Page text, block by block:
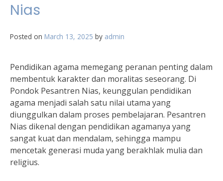
Nias
Posted on March 13, 2025 by admin
Pendidikan agama memegang peranan penting dalam
membentuk karakter dan moralitas seseorang. Di
Pondok Pesantren Nias, keunggulan pendidikan
agama menjadi salah satu nilai utama yang
diunggulkan dalam proses pembelajaran. Pesantren
Nias dikenal dengan pendidikan agamanya yang
sangat kuat dan mendalam, sehingga mampu
mencetak generasi muda yang berakhlak mulia dan
religius.